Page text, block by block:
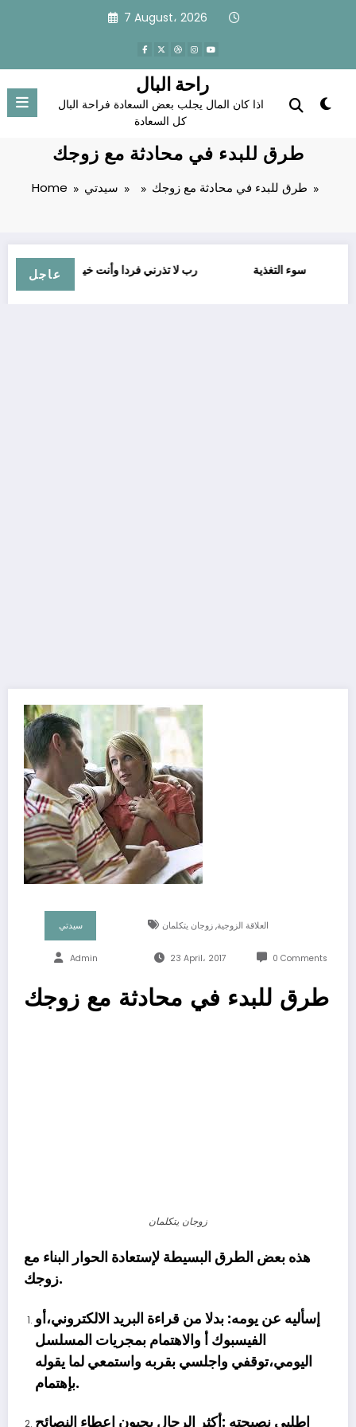
7 August، 2026
راحة البال
اذا كان المال يجلب بعض السعادة فراحة البال
كل السعادة
طرق للبدء في محادثة مع زوجك
Home سيدتي طرق للبدء في محادثة مع زوجك
عاجل
ﺭﺏ ﻻ ﺗﺬﺭﻧﻲ ﻓﺮﺩﺍ ﻭﺃﻧﺖ ﺧﻴﺮُ ﺍﻟﻮﺍﺭﺛﻴﻦ سوء التغذية
سيدتي العلاقة الزوجية,زوجان يتكلمان
Admin 23 April، 2017 0 Comments
طرق للبدء في محادثة مع زوجك
زوجان يتكلمان
هذه بعض الطرق البسيطة لإستعادة الحوار البناء مع
زوجك.
إسأليه عن يومه: بدلا من قراءة البريد الالكتروني،أو
الفيسبوك أ والاهتمام بمجريات المسلسل
اليومي،توقفي واجلسي بقربه واستمعي لما يقوله
بإهتمام.
إطلبي نصيحته :أكثر الرجال يحبون إعطاء النصائح